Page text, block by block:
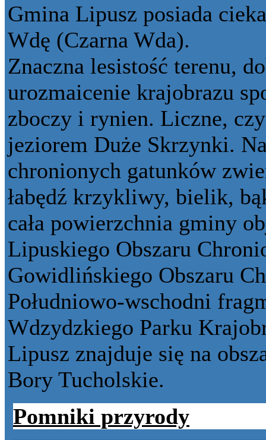
Gmina Lipusz posiada
Wdę (Czarna Wda).
Znaczna lesistość terenu,
urozmaicenie krajobrazu
zboczy i rynien. Liczne,
jeziorem Duże Skrzynki.
chronionych gatunków
łabędź krzykliwy, bielik,
cała powierzchnia gminy
Lipuskiego Obszaru
Gowidlińskiego Obszaru
Południowo-wschodni
Wdzydzkiego Parku
Lipusz znajduje się na
Bory Tucholskie.
Pomniki przyrody